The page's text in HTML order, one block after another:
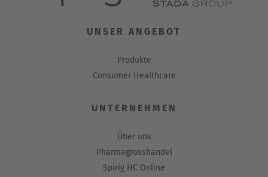
UNSER ANGEBOT
Produkte
Consumer Healthcare
UNTERNEHMEN
Über uns
Pharmagrosshandel
Spirig HC Online